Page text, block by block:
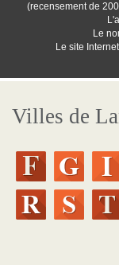
(recensement de
Le
Le site
Villes de